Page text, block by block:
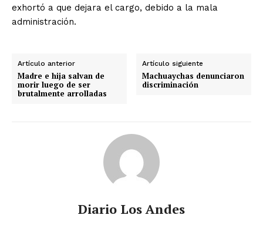
exhortó a que dejara el cargo, debido a la mala
administración.
Artículo anterior
Madre e hija salvan de
morir luego de ser
brutalmente arrolladas
Artículo siguiente
Machuaychas denunciaron
discriminación
Diario Los Andes